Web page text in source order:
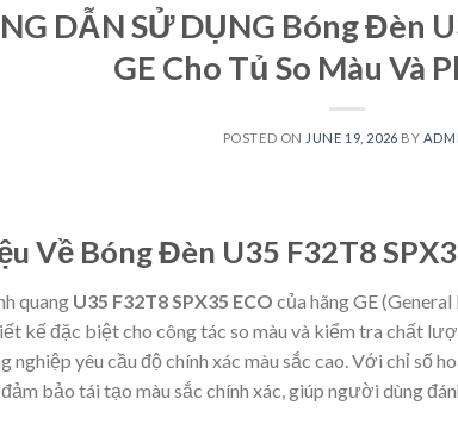
DẪN SỬ DỤNG Bóng Đèn
GE Cho Tủ So Màu Và
POSTED ON JUNE 19, 2026 BY
Về Bóng Đèn U35 F32T8
quang U35 F32T8 SPX35 ECO của hãng GE
kế đặc biệt cho công tác so màu và kiểm tra chất
nghiệp yêu cầu độ chính xác màu sắc cao. Với chỉ số
bảo tái tạo màu sắc chính xác, giúp người dùng